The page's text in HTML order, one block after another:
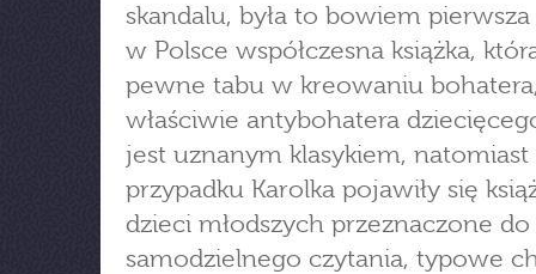
skandalu, była to bowiem
w Polsce współczesna książka,
pewne tabu w kreowaniu
właściwie antybohatera
jest uznanym klasykiem,
przypadku Karolka pojawiły się
dzieci młodszych przeznaczone do
samodzielnego czytania, typowe